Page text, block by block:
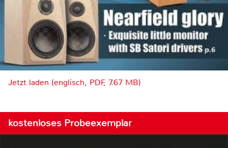
Jetzt laden (englisch, PDF, 7.67 MB)
kostenloses Probeexemplar